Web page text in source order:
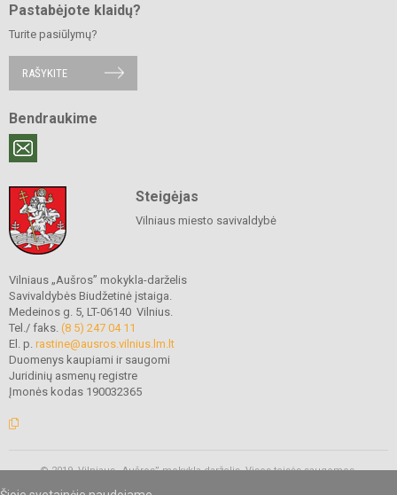
Pastabėjote klaidų?
Turite pasiūlymų?
RAŠYKITE
Bendraukime
Steigėjas
Vilniaus miesto savivaldybė
Vilniaus „Aušros” mokykla-darželis
Savivaldybės Biudžetinė įstaiga.
Medeinos g. 5, LT-06140 Vilnius.
Tel./ faks. (8 5) 247 04 11
El. p. rastine@ausros.vilnius.lm.lt
Duomenys kaupiami ir saugomi
Juridinių asmenų registre
Įmonės kodas 190032365
© 2019. Vilniaus „Aušros” mokykla-darželis. Visos teisės saugomos.